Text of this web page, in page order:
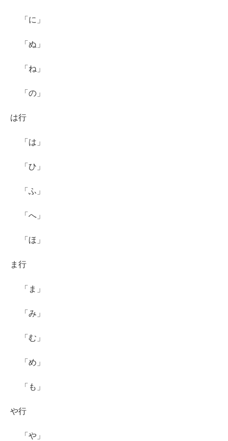
「に」
「ぬ」
「ね」
「の」
は行
「は」
「ひ」
「ふ」
「へ」
「ほ」
ま行
「ま」
「み」
「む」
「め」
「も」
や行
「や」